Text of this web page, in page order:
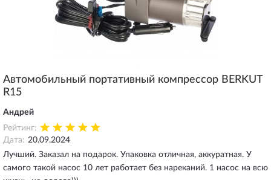
Автомобильный портативный компрессор BERKUT
R15
Андрей
Рейтинг:
Дата: 20.09.2024
Лучший. Заказал на подарок. Упаковка отличная, аккуратная. У
самого такой насос 10 лет работает без нареканий. 1 насос на всю